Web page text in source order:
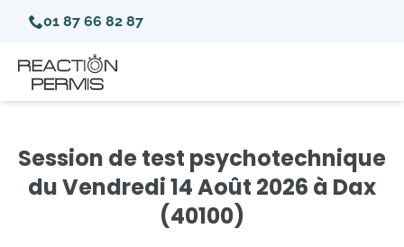
01 87 66 82 87
Session de test psychotechnique
du Vendredi 14 Août 2026 à Dax
(40100)